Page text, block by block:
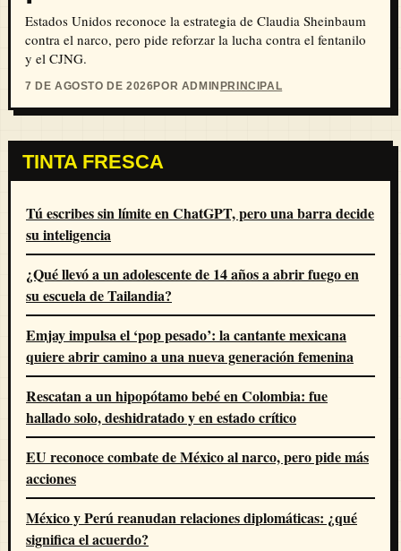
Estados Unidos reconoce la estrategia de Claudia Sheinbaum
contra el narco, pero pide reforzar la lucha contra el fentanilo
y el CJNG.
7 DE AGOSTO DE 2026POR ADMIN PRINCIPAL
TINTA FRESCA
Tú escribes sin límite en ChatGPT, pero una barra decide
su inteligencia
¿Qué llevó a un adolescente de 14 años a abrir fuego en
su escuela de Tailandia?
Emjay impulsa el ‘pop pesado’: la cantante mexicana
quiere abrir camino a una nueva generación femenina
Rescatan a un hipopótamo bebé en Colombia: fue
hallado solo, deshidratado y en estado crítico
EU reconoce combate de México al narco, pero pide más
acciones
México y Perú reanudan relaciones diplomáticas: ¿qué
significa el acuerdo?